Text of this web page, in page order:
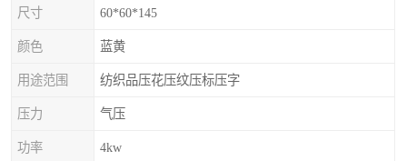
尺寸 60*60*145
颜色 蓝黄
用途范围 纺织品压花压纹压标压字
压力 气压
功率 4kw